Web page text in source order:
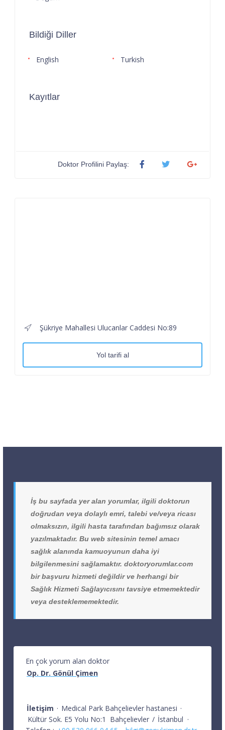
Bildiği Diller
English Turkish
Kayıtlar
Doktor Profilini Paylaş:
Şükriye Mahallesi Ulucanlar Caddesi No:89
Yol tarifi al
İş bu sayfada yer alan yorumlar, ilgili doktorun
doğrudan veya dolaylı emri, talebi ve/veya ricası
olmaksızın, ilgili hasta tarafından bağımsız olarak
yazılmaktadır. Bu web sitesinin temel amacı
sağlık alanında kamuoyunun daha iyi
bilgilenmesini sağlamaktır. doktoryorumlar.com
bir başvuru hizmeti değildir ve herhangi bir
Sağlık Hizmeti Sağlayıcısını tavsiye etmemektedir
veya desteklememektedir.
En çok yorum alan doktor
Op. Dr. Gönül Çimen
İletişim · Medical Park Bahçelievler hastanesi ·
Kültür Sok. E5 Yolu No:1
Bahçelievler / İstanbul ·